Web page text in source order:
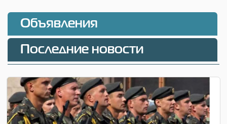
Объявления
Последние новости